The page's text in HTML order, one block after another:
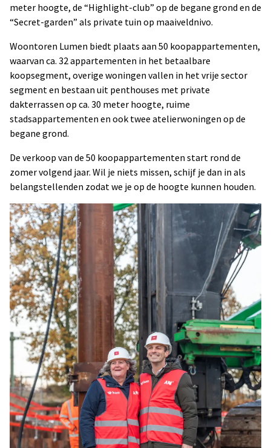
meter hoogte, de “Highlight-club” op de begane grond en de
“Secret-garden” als private tuin op maaiveldnivo.
Woontoren Lumen biedt plaats aan 50 koopappartementen,
waarvan ca. 32 appartementen in het betaalbare
koopsegment, overige woningen vallen in het vrije sector
segment en bestaan uit penthouses met private
dakterrassen op ca. 30 meter hoogte, ruime
stadsappartementen en ook twee atelierwoningen op de
begane grond.
De verkoop van de 50 koopappartementen start rond de
zomer volgend jaar. Wil je niets missen, schijf je dan in als
belangstellenden zodat we je op de hoogte kunnen houden.